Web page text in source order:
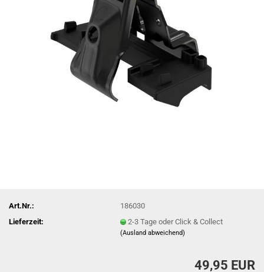
Art.Nr.:
186030
Lieferzeit:
2-3 Tage oder Click & Collect
(Ausland abweichend)
49,95 EUR